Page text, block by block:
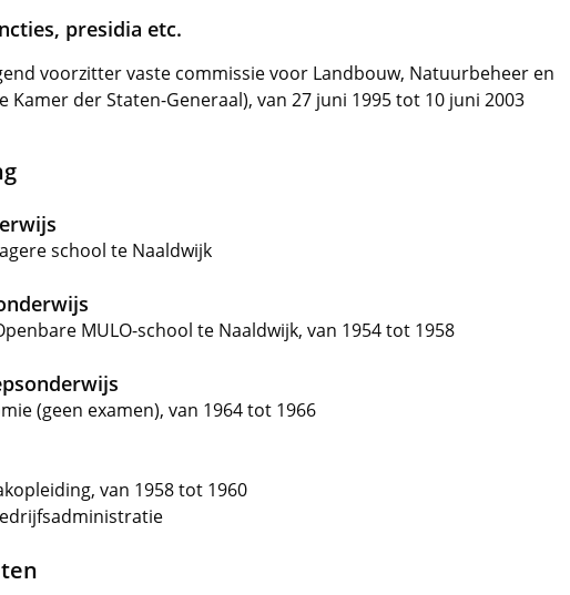
presidia etc.
voorzitter vaste commissie voor Landbouw, Natuurbeheer en
Kamer der Staten-Generaal), van 27 juni 1995 tot 10 juni 2003
school te Naaldwijk
MULO-school te Naaldwijk, van 1954 tot 1958
(geen examen), van 1964 tot 1966
van 1958 tot 1960